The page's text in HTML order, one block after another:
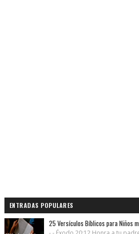
ENTRADAS POPULARES
25 Versículos Bíblicos para Niños